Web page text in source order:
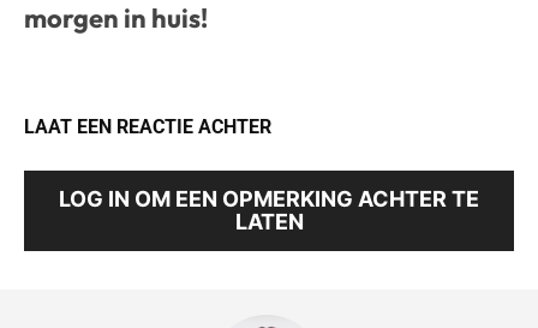
morgen in huis!
LAAT EEN REACTIE ACHTER
LOG IN OM EEN OPMERKING ACHTER TE
LATEN